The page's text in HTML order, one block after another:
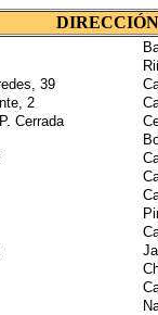
DIRECCIÓN
39
2
Cerrada